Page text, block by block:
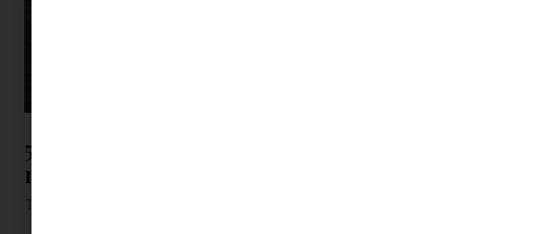
5 kevésbé ismert tó Magyarországon, ahol
nyugodtan csobbanhatsz